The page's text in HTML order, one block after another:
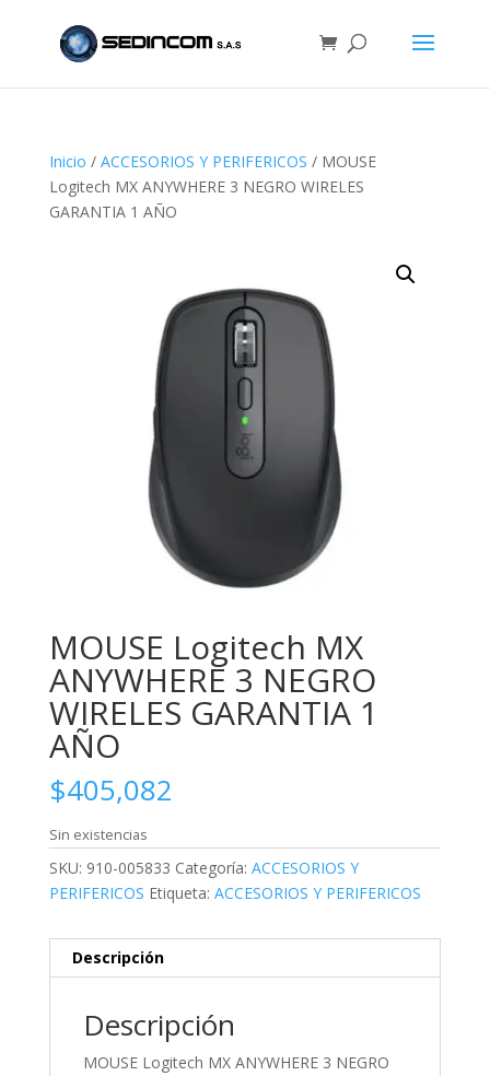
Inicio / ACCESORIOS Y PERIFERICOS / MOUSE
Logitech MX ANYWHERE 3 NEGRO WIRELES
GARANTIA 1 AÑO
MOUSE Logitech MX
ANYWHERE 3 NEGRO
WIRELES GARANTIA 1
AÑO
$405,082
Sin existencias
SKU: 910-005833 Categoría: ACCESORIOS Y
PERIFERICOS Etiqueta: ACCESORIOS Y PERIFERICOS
Descripción
Descripción
MOUSE Logitech MX ANYWHERE 3 NEGRO